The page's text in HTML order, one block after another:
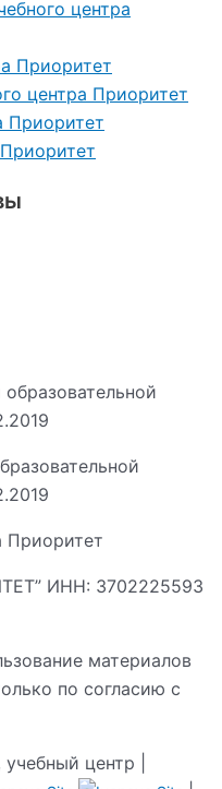
ИНН: 3702225593
материалов
по согласию с
центр |